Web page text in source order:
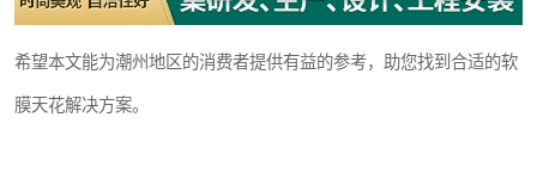
希望本文能为潮州地区的消费者提供有益的参考，助您找到合适的软
膜天花解决方案。